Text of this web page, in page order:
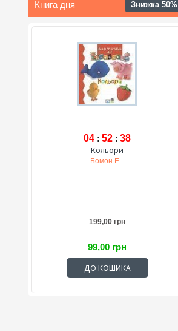
Книга дня Знижка 50%
04 : 52 : 37
Кольори
Бомон Е. .
199,00 грн
99,00 грн
ДО КОШИКА